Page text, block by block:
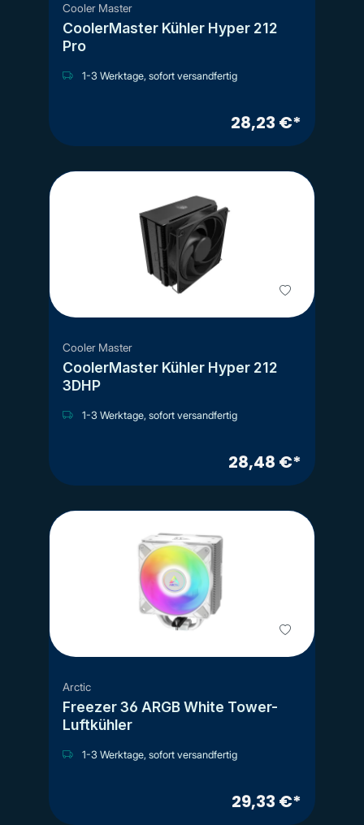
Cooler Master
CoolerMaster Kühler Hyper 212
Pro
1-3 Werktage, sofort versandfertig
28,23 €*
Cooler Master
CoolerMaster Kühler Hyper 212
3DHP
1-3 Werktage, sofort versandfertig
28,48 €*
Arctic
Freezer 36 ARGB White Tower-
Luftkühler
1-3 Werktage, sofort versandfertig
29,33 €*